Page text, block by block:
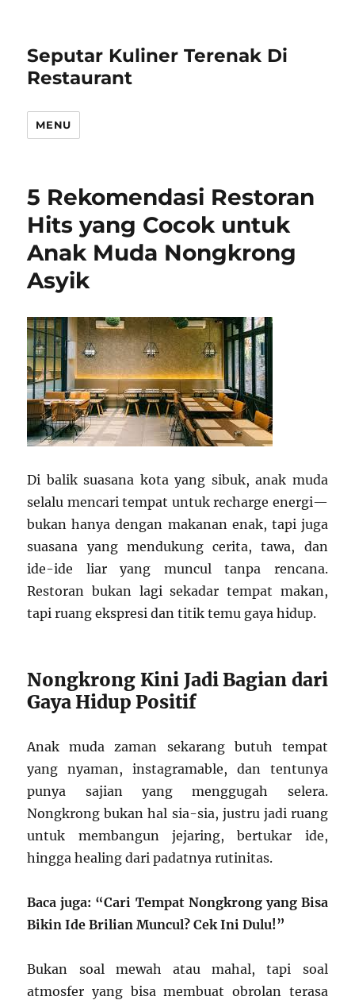
Seputar Kuliner Terenak Di
Restaurant
MENU
5 Rekomendasi Restoran
Hits yang Cocok untuk
Anak Muda Nongkrong
Asyik
Di balik suasana kota yang sibuk, anak muda
selalu mencari tempat untuk recharge energi—
bukan hanya dengan makanan enak, tapi juga
suasana yang mendukung cerita, tawa, dan
ide-ide liar yang muncul tanpa rencana.
Restoran bukan lagi sekadar tempat makan,
tapi ruang ekspresi dan titik temu gaya hidup.
Nongkrong Kini Jadi Bagian dari
Gaya Hidup Positif
Anak muda zaman sekarang butuh tempat
yang nyaman, instagramable, dan tentunya
punya sajian yang menggugah selera.
Nongkrong bukan hal sia-sia, justru jadi ruang
untuk membangun jejaring, bertukar ide,
hingga healing dari padatnya rutinitas.
Baca juga: “Cari Tempat Nongkrong yang Bisa
Bikin Ide Brilian Muncul? Cek Ini Dulu!”
Bukan soal mewah atau mahal, tapi soal
atmosfer yang bisa membuat obrolan terasa